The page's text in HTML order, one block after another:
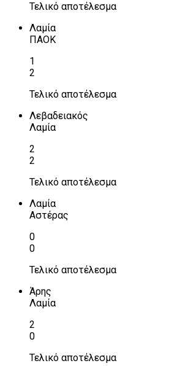
Τελικό αποτέλεσμα
Λαμία
ΠΑΟΚ
1
2
Τελικό αποτέλεσμα
Λεβαδειακός
Λαμία
2
2
Τελικό αποτέλεσμα
Λαμία
Αστέρας
0
0
Τελικό αποτέλεσμα
Άρης
Λαμία
2
0
Τελικό αποτέλεσμα